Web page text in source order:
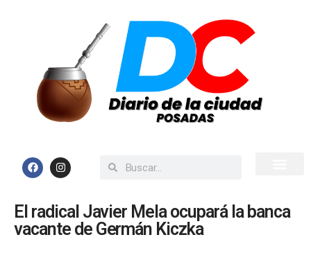
El radical Javier Mela ocupará la banca
vacante de Germán Kiczka